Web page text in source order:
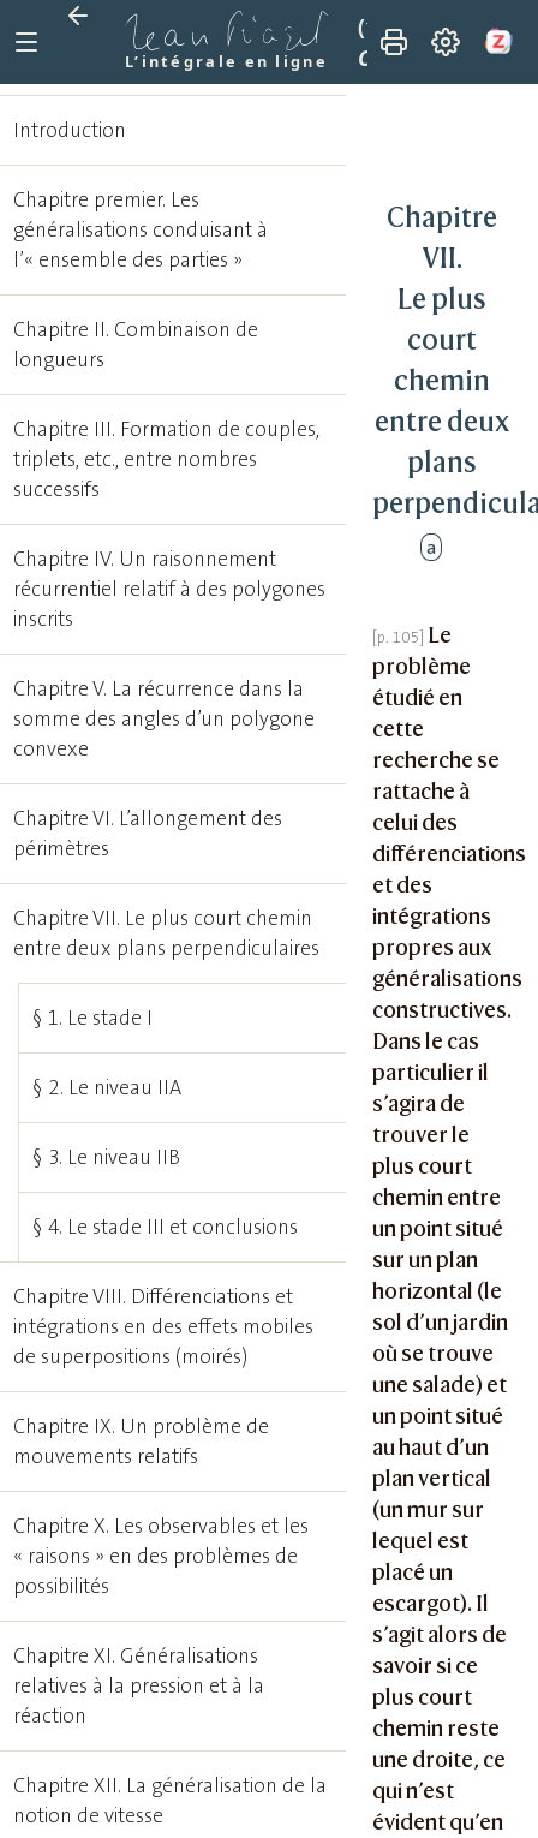
L’intégrale en ligne
(1978)
Chapitre VII. Le
Chapitre
VII.
Le plus
court
chemin
entre deux
plans
a
Le
problème
étudié en
cette
recherche se
rattache à
celui des
différenciations
et des
intégrations
propres aux
généralisations
constructives.
Dans le cas
particulier il
s’agira de
trouver le
plus court
chemin entre
un point situé
sur un plan
horizontal (le
sol d’un jardin
où se trouve
une salade) et
un point situé
au haut d’un
plan vertical
(un mur sur
lequel est
placé un
escargot). Il
s’agit alors de
savoir si ce
plus court
chemin reste
une droite, ce
qui n’est
évident qu’en
Introduction
Chapitre premier. Les
généralisations conduisant à
l’« ensemble des parties »
Chapitre II. Combinaison de
longueurs
Chapitre III. Formation de couples,
triplets, etc., entre nombres
successifs
Chapitre IV. Un raisonnement
récurrentiel relatif à des polygones
inscrits
Chapitre V. La récurrence dans la
somme des angles d’un polygone
convexe
Chapitre VI. L’allongement des
périmètres
Chapitre VII. Le plus court chemin
entre deux plans perpendiculaires
§ 1. Le stade I
§ 2. Le niveau IIA
§ 3. Le niveau IIB
§ 4. Le stade III et conclusions
Chapitre VIII. Différenciations et
intégrations en des effets mobiles
de superpositions (moirés)
Chapitre IX. Un problème de
mouvements relatifs
Chapitre X. Les observables et les
« raisons » en des problèmes de
possibilités
Chapitre XI. Généralisations
relatives à la pression et à la
réaction
Chapitre XII. La généralisation de la
notion de vitesse